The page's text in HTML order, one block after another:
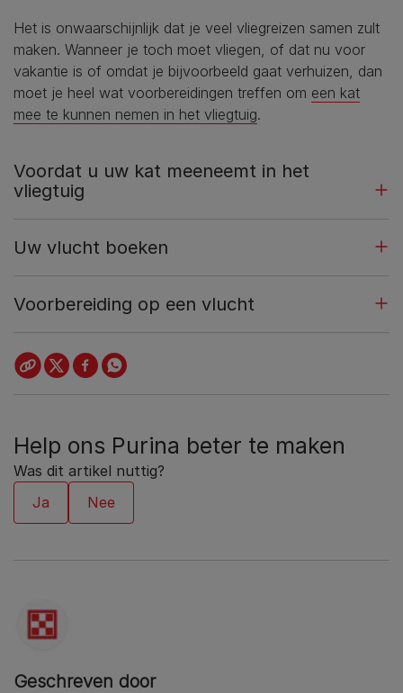
Het is onwaarschijnlijk dat je veel vliegreizen samen zult
maken. Wanneer je toch moet vliegen, of dat nu voor
vakantie is of omdat je bijvoorbeeld gaat verhuizen, dan
moet je heel wat voorbereidingen treffen om een kat
mee te kunnen nemen in het vliegtuig.
Voordat u uw kat meeneemt in het
vliegtuig
Uw vlucht boeken
Voorbereiding op een vlucht
Help ons Purina beter te maken
Was dit artikel nuttig?
Geschreven door